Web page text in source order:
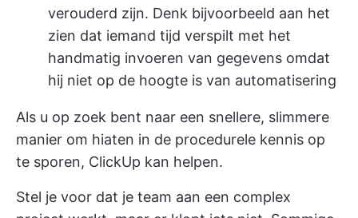
verouderd zijn. Denk bijvoorbeeld aan het
zien dat iemand tijd verspilt met het
handmatig invoeren van gegevens omdat
hij niet op de hoogte is van automatisering
Als u op zoek bent naar een snellere, slimmere
manier om hiaten in de procedurele kennis op
te sporen, ClickUp kan helpen.
Stel je voor dat je team aan een complex